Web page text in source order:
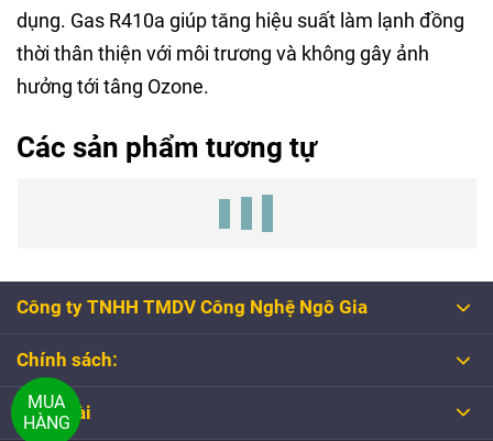
MUA
HÀNG
dụng. Gas R410a giúp tăng hiệu suất làm lạnh đồng
thời thân thiện với môi trương và không gây ảnh
hưởng tới tâng Ozone.
Các sản phẩm tương tự
Công ty TNHH TMDV Công Nghệ Ngô Gia
Chính sách:
Tổng đài